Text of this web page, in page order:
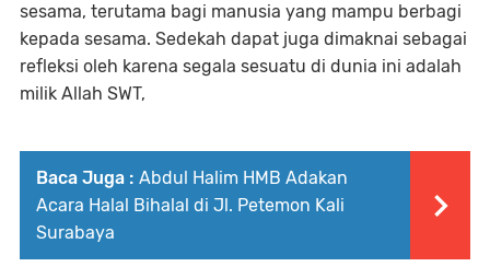
sesama, terutama bagi manusia yang mampu berbagi
kepada sesama. Sedekah dapat juga dimaknai sebagai
refleksi oleh karena segala sesuatu di dunia ini adalah
milik Allah SWT,
Baca Juga : Abdul Halim HMB Adakan
Acara Halal Bihalal di Jl. Petemon Kali
Surabaya